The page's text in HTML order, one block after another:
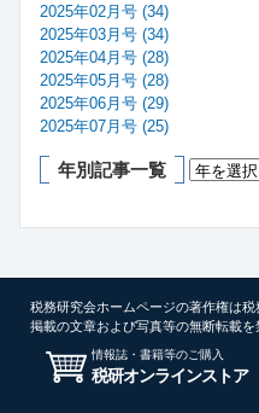
2025年02月号 (34)
2025年03月号 (34)
2025年04月号 (28)
2025年05月号 (28)
2025年06月号 (29)
2025年07月号 (25)
年別記事一覧
税務研究会ホームページの著作権は税
掲載の文章および写真等の無断転載を
情報誌・書籍等のご購入
税研オンラインストア